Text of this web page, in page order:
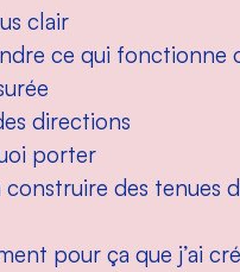
clair
ce qui fonctionne
directions
porter
construire des tenues
pour ça que j’ai